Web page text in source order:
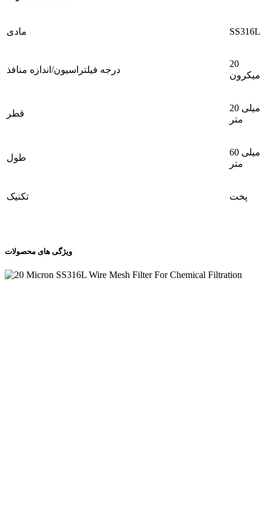
مادی SS316L
درجه فیلتراسیون/اندازه منافذ
20
میکرون
قطر
20 میلی
متر
طول
60 میلی
متر
تکنیک پخت
ویژگی های محصولات